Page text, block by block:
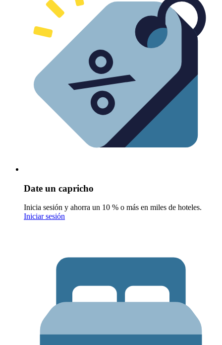
Date un capricho
Inicia sesión y ahorra un 10 % o más en miles de hoteles.
Iniciar sesión